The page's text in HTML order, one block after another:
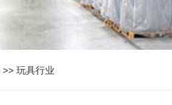
>> 玩具行业